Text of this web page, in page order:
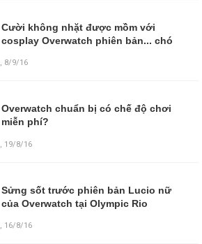
Cười không nhặt được mồm với
cosplay Overwatch phiên bản... chó
, 8/9/16
Overwatch chuẩn bị có chế độ chơi
miễn phí?
19/8/16
Sửng sốt trước phiên bản Lucio nữ
của Overwatch tại Olympic Rio
, 16/8/16